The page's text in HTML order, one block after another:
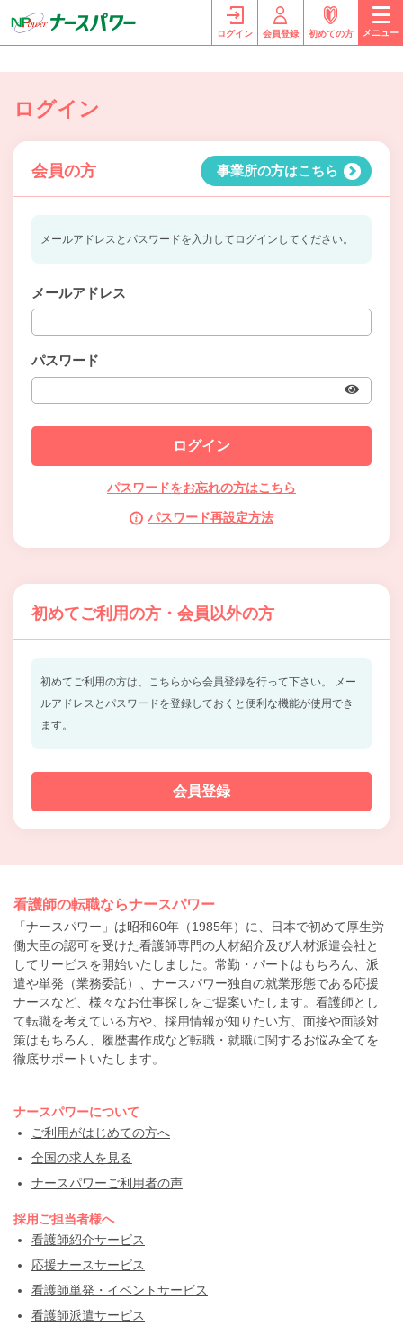
ログイン 会員登録 初めての方 メニュー
ログイン
会員の方 事業所の方はこちら
メールアドレスとパスワードを入力してログインしてください。
メールアドレス
パスワード
パスワードをお忘れの方はこちら
パスワード再設定方法
初めてご利用の方・会員以外の方
初めてご利用の方は、こちらから会員登録を行って下さい。
メー
ルアドレスとパスワードを登録しておくと便利な機能が使用でき
ます。
会員登録
看護師の転職ならナースパワー
「ナースパワー」は昭和60年（1985年）に、日本で初めて厚生労
働大臣の認可を受けた看護師専門の人材紹介及び人材派遣会社と
してサービスを開始いたしました。常勤・パートはもちろん、派
遣や単発（業務委託）、ナースパワー独自の就業形態である応援
ナースなど、様々なお仕事探しをご提案いたします。看護師とし
て転職を考えている方や、採用情報が知りたい方、面接や面談対
策はもちろん、履歴書作成など転職・就職に関するお悩み全てを
徹底サポートいたします。
ナースパワーについて
ご利用がはじめての方へ
全国の求人を見る
ナースパワーご利用者の声
採用ご担当者様へ
看護師紹介サービス
応援ナースサービス
看護師単発・イベントサービス
看護師派遣サービス